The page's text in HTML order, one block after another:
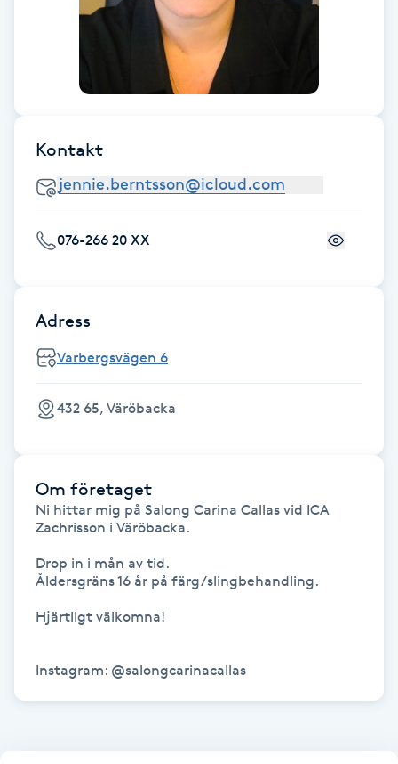
Gua Sha-massage
Hatha Yoga
Healing
Herrklippning
HIFU
Hollywood Peel
Huduppstramning
Kontakt
076-266 20 XX
Adress
Varbergsvägen 6
432 65, Väröbacka
Om företaget
Ni hittar mig på Salong Carina Callas vid ICA
Zachrisson i Väröbacka.
Drop in i mån av tid.
Åldersgräns 16 år på färg/slingbehandling.
Hjärtligt välkomna!
Instagram: @salongcarinacallas